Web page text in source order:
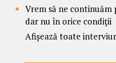
Vrem să ne continuăm
dar nu în orice condiții
Afișează toate